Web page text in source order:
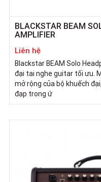
BLACKSTAR BEAM
AMPLIFIER
Liên hệ
Blackstar BEAM Solo
đại tai nghe guitar tối ưu.
mở rộng của bộ khuếch
đạp trong ứ